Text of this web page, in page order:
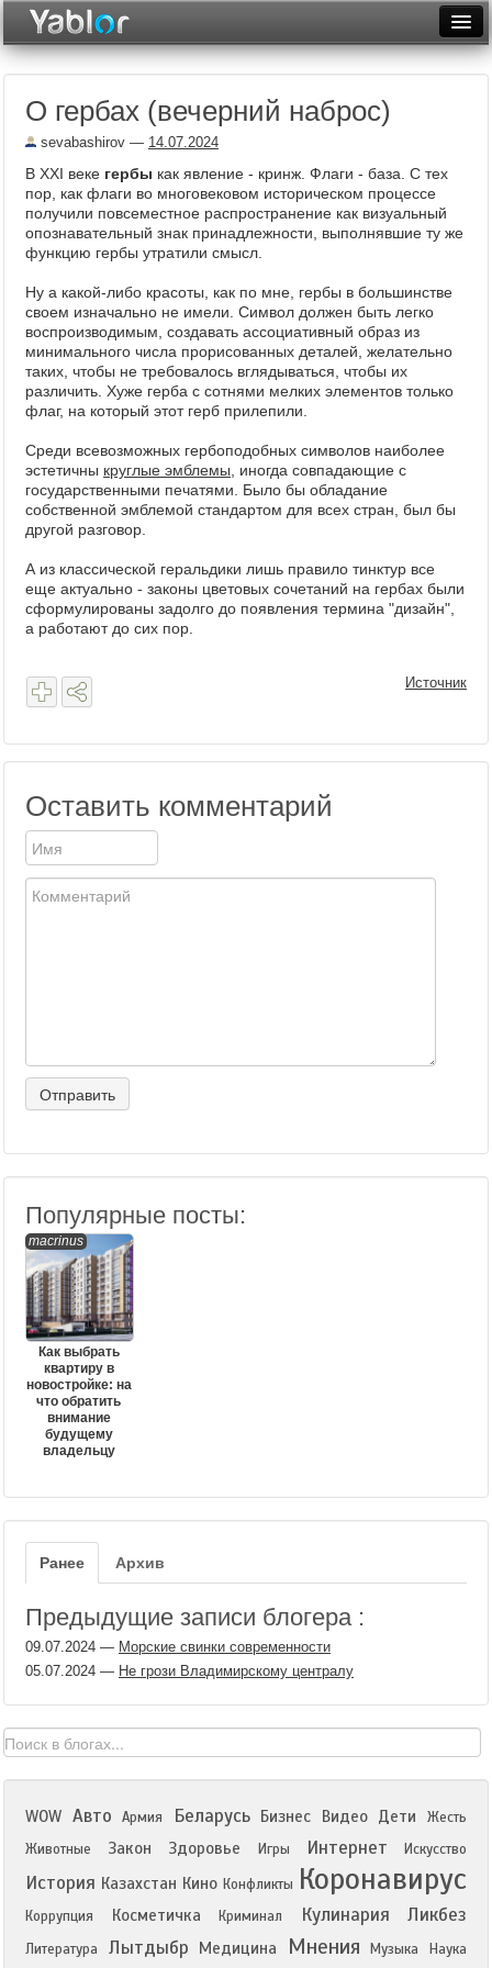
Неделя
Рейтинги
Архив
Видеотоп
О гербах (вечерний наброс)
sevabashirov — 14.07.2024
В XXI веке гербы как явление - кринж. Флаги - база. С тех
пор, как флаги во многовековом историческом процессе
получили повсеместное распространение как визуальный
опознавательный знак принадлежности, выполнявшие ту же
функцию гербы утратили смысл.
Ну а какой-либо красоты, как по мне, гербы в большинстве
своем изначально не имели. Символ должен быть легко
воспроизводимым, создавать ассоциативный образ из
минимального числа прорисованных деталей, желательно
таких, чтобы не требовалось вглядываться, чтобы их
различить. Хуже герба с сотнями мелких элементов только
флаг, на который этот герб прилепили.
Среди всевозможных гербоподобных символов наиболее
эстетичны круглые эмблемы , иногда совпадающие с
государственными печатями. Было бы обладание
собственной эмблемой стандартом для всех стран, был бы
другой разговор.
А из классической геральдики лишь правило тинктур все
еще актуально - законы цветовых сочетаний на гербах были
сформулированы задолго до появления термина "дизайн",
а работают до сих пор.
Источник
Оставить комментарий
Популярные посты:
macrinus
Как выбрать
квартиру в
новостройке: на
что обратить
внимание
будущему
владельцу
Ранее Архив
Предыдущие записи блогера :
09.07.2024 — Морские свинки современности
05.07.2024 — Не грози Владимирскому централу
WOW Авто Армия Беларусь Бизнес Видео Дети
Жесть
Животные
Закон Здоровье Игры Интернет Искусство
История Казахстан Кино Конфликты Коронавирус
Коррупция Косметичка Криминал Кулинария Ликбез
Литература Лытдыбр Медицина Мнения Музыка Наука